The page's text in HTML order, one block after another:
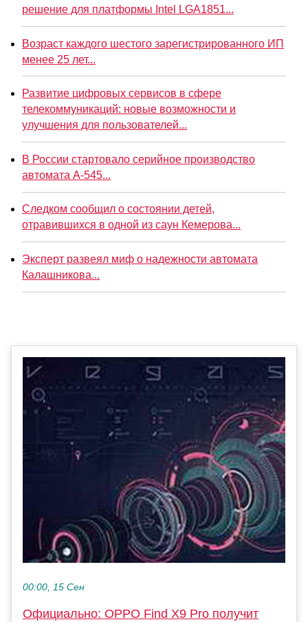
решение для платформы Intel LGA1851...
Возраст каждого шестого зарегистрированного ИП
менее 25 лет...
Развитие цифровых сервисов в сфере
телекоммуникаций: новые возможности и
улучшения для пользователей...
В России стартовало серийное производство
автомата А-545...
Следком сообщил о состоянии детей,
отравившихся в одной из саун Кемерова...
Эксперт развеял миф о надежности автомата
Калашникова...
00:00, 15 Сен
Официально: OPPO Find X9 Pro получит